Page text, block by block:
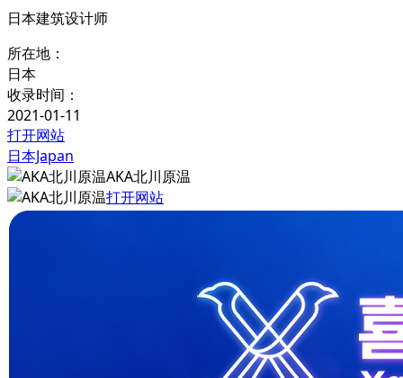
日本建筑设计师
所在地：
日本
收录时间：
2021-01-11
打开网站
日本Japan
AKA北川原温
打开网站